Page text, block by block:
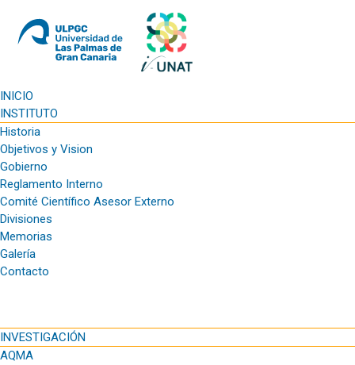
INICIO
INSTITUTO
Historia
Objetivos y Vision
Gobierno
Reglamento Interno
Comité Científico Asesor Externo
Divisiones
Memorias
Galería
Contacto
INVESTIGACIÓN
AQMA